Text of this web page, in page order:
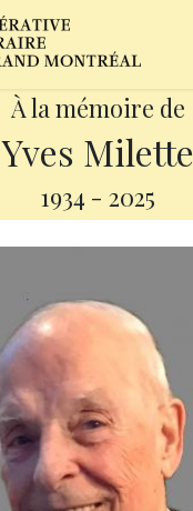
À la mémoire de
Yves Milette
1934 - 2025